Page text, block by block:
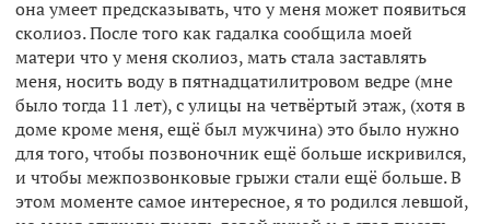
она умеет предсказывать, что у меня может появиться
сколиоз. После того как гадалка сообщила моей
матери что у меня сколиоз, мать стала заставлять
меня, носить воду в пятнадцатилитровом ведре (мне
было тогда 11 лет), с улицы на четвёртый этаж, (хотя в
доме кроме меня, ещё был мужчина) это было нужно
для того, чтобы позвоночник ещё больше искривился,
и чтобы межпозвонковые грыжи стали ещё больше. В
этом моменте самое интересное, я то родился левшой,